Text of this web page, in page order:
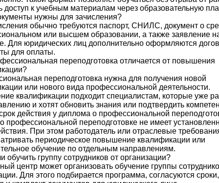
доступ к учебным материалам через образовательную
нужны для зачисления?
обычно требуются паспорт, СНИЛС, документ о
или высшем образовании, а также заявление
Для юридических лиц дополнительно оформляются
для оплаты.
переподготовка отличается от повышения
переподготовка нужна для получения новой
или нового вида профессиональной деятельности.
квалификации подходит специалистам, которые уже
и хотят обновить знания или подтвердить
действия у диплома о профессиональной
профессиональной переподготовке не имеет
При этом работодатель или отраслевые
периодическое повышение квалификации или
обучение по отдельным направлениям.
обучить группу сотрудников от организации?
центр может организовать обучение группы
Для этого подбирается программа, согласуются